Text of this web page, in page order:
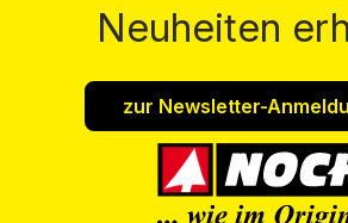
Neuheiten
zur Newsletter-